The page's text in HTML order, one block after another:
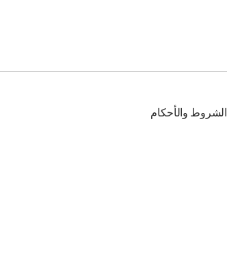
الشروط والأحكام